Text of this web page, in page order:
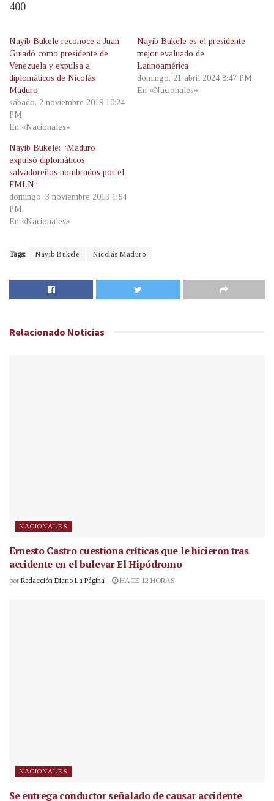
400
Nayib Bukele reconoce a Juan
Guiadó como presidente de
Venezuela y expulsa a
diplomáticos de Nicolás
Maduro
sábado, 2 noviembre 2019 10:24
PM
En «Nacionales»
Nayib Bukele es el presidente
mejor evaluado de
Latinoamérica
domingo, 21 abril 2024 8:47 PM
En «Nacionales»
Nayib Bukele: “Maduro
expulsó diplomáticos
salvadoreños nombrados por el
FMLN”
domingo, 3 noviembre 2019 1:54
PM
En «Nacionales»
Tags: Nayib Bukele Nicolás Maduro
Relacionado Noticias
NACIONALES
Ernesto Castro cuestiona críticas que le hicieron tras
accidente en el bulevar El Hipódromo
por Redacción Diario La Página HACE 12 HORAS
NACIONALES
Se entrega conductor señalado de causar accidente